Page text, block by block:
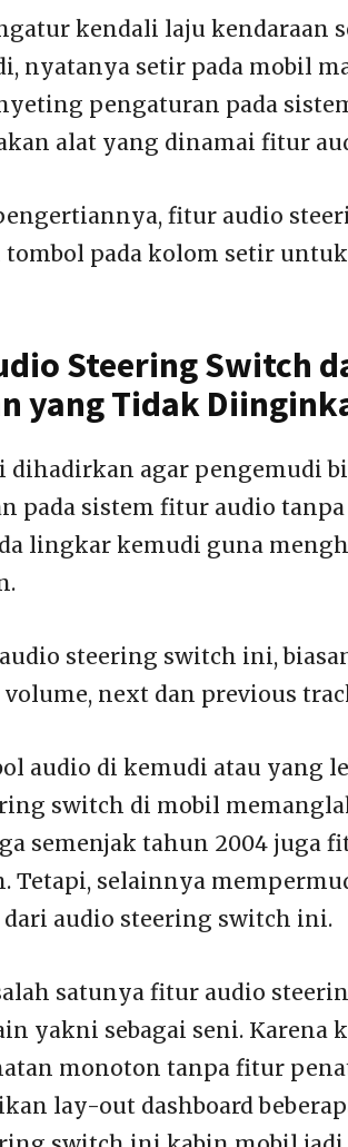
kendali laju kendaraan
nyatanya setir pada mobil
pengaturan pada
alat yang dinamai fitur
fitur audio
pada kolom setir
Steering Switch
yang Tidak
dihadirkan agar pengemudi
pada sistem fitur audio
lingkar kemudi guna
steering switch ini,
next dan previous
audio di kemudi atau yang
switch di mobil
semenjak tahun 2004 juga
Tetapi, selainnya
audio steering switch ini.
satunya fitur audio
yakni sebagai seni. Karena
monoton tanpa fitur
lay-out dashboard